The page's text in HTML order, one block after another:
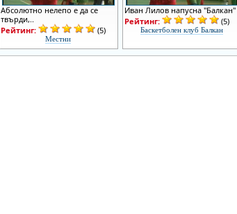
Абсолютно нелепо е да се
твърди,..
Рейтинг:
(5)
Местни
Иван Лилов напусна "Балкан"
Рейтинг:
(5)
Баскетболен клуб Балкан